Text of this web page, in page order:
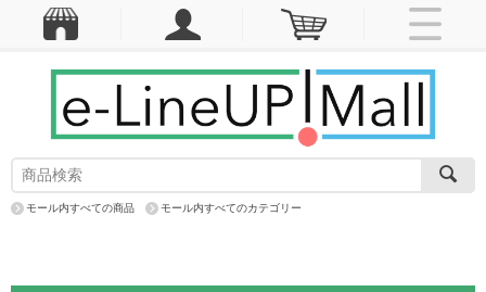
モール内すべての商品 モール内すべてのカテゴリー